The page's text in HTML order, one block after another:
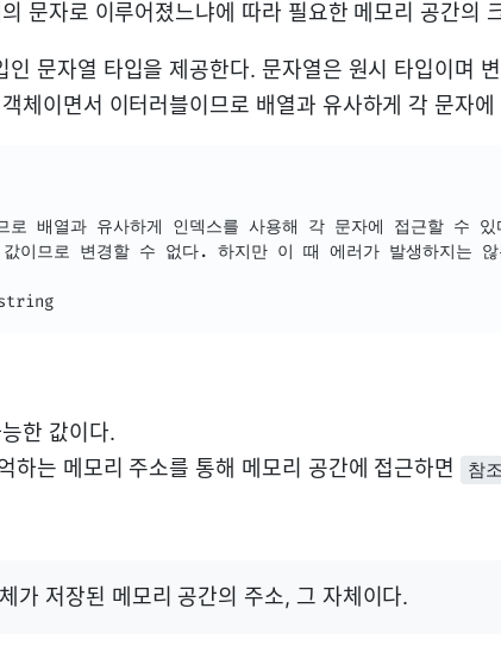
문자로 이루어졌느냐에 따라 필요한 메모리 공간의
인 문자열 타입을 제공한다. 문자열은 원시 타입이며
체이면서 이터러블이므로 배열과 유사하게 각 문자
배열과 유사하게 인덱스를 사용해 각 문자에 접근할 수 있
이므로 변경할 수 없다. 하지만 이 때 에러가 발생하지는 않
한 값이다.
하는 메모리 주소를 통해 메모리 공간에 접근하면
참
가 저장된 메모리 공간의 주소, 그 자체이다.